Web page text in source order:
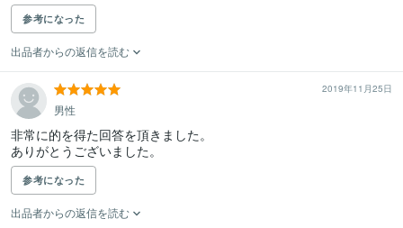
参考になった
出品者からの返信を読む
2019年11月25日
男性
非常に的を得た回答を頂きました。
参考になった
出品者からの返信を読む